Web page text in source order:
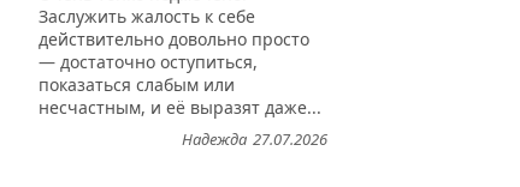
Заслужить жалость к себе
действительно довольно просто
— достаточно оступиться,
показаться слабым или
несчастным, и её выразят даже...
27.07.2026
Надежда